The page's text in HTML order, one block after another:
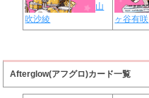
山
吹沙綾
ヶ谷有咲
Afterglow(アフグロ)カード一覧